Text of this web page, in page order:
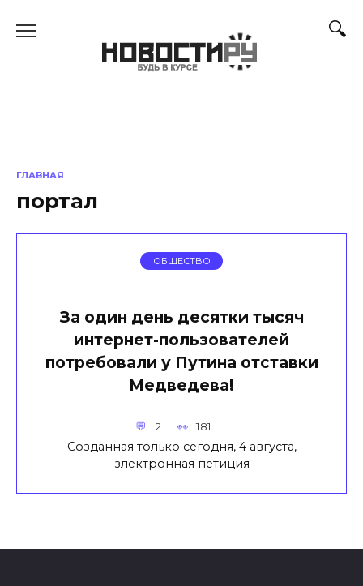
ГЛАВНАЯ
портал
ОБЩЕСТВО
За один день десятки тысяч
интернет-пользователей
потребовали у Путина отставки
Медведева!
2 181
Созданная только сегодня, 4 августа,
злектронная петиция